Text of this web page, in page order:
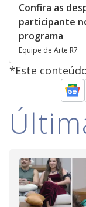
Confira as
participante
programa
Equipe de Arte R7
*Este